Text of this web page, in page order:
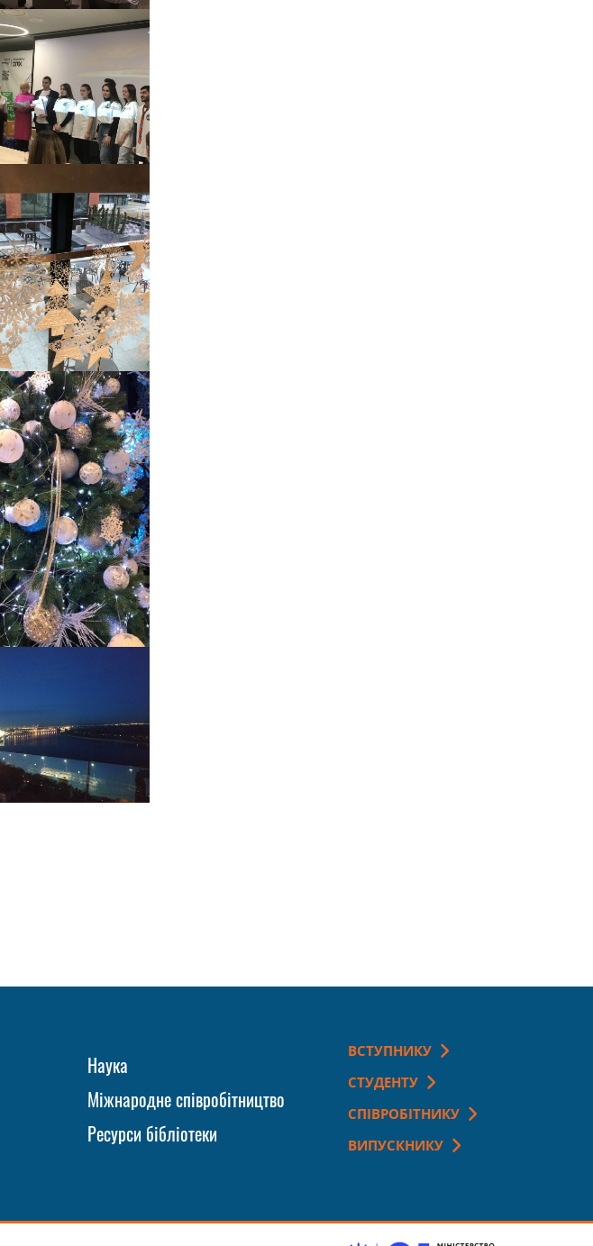
Наука
Міжнародне співробітництво
Ресурси бібліотеки
ВСТУПНИКУ
СТУДЕНТУ
СПІВРОБІТНИКУ
ВИПУСКНИКУ